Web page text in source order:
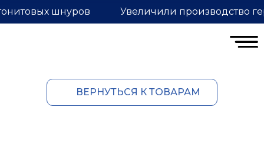
Увеличили производство
шнуров
ВЕРНУТЬСЯ К ТОВАРАМ